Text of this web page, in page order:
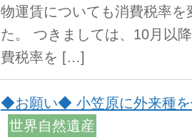
物運賃についても消費税率
た。 つきましては、10月以
費税率を […]
◆お願い◆ 小笠原に外来種
世界自然遺産